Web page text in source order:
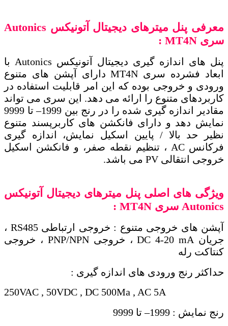
معرفی پنل میترهای دیجیتال آتونیکس Autonics
سری MT4N
:
پنل های اندازه گیری دیجیتال آتونیکس Autonics با
ابعاد فشرده سری MT4N دارای آپشن های متنوع
ورودی و خروجی بوده که این امر قابلیت استفاده در
کاربردهای متنوع را ارائه می دهد. این سری می تواند
مقادیر اندازه گیری شده را در رنج بین 1999
–
تا 9999
نمایش دهد و دارای فانکشن های کاربرپسند متنوع
نظیر حد بالا / پایین اسکیل نمایش، اندازه گیری
فرکانس AC ، تنظیم نقطه صفر، و فانکشن اسکیل
خروجی انتقالی PV می باشد.
ویژگی های اصلی پنل میترهای دیجیتال آتونیکس
Autonics سری MT4N
:
آپشن های خروجی متنوع : خروجی ارتباطی RS485 ،
جریان DC 4-20 mA ، خروجی PNP/NPN ، خروجی
کنتاکت رله
حداکثر رنج ورودی های اندازه گیری :
250VAC , 50VDC , DC 500Ma , AC 5A
رنج نمایش : 1999– تا 9999